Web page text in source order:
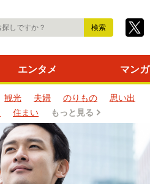
エンタメ マンガ
観光 夫婦 のりもの
思い出
住まい もっと見る